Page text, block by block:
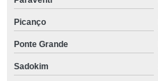
Picanço
Ponte Grande
Sadokim